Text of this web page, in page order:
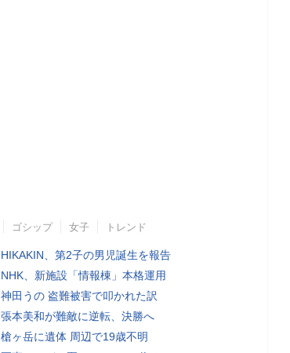
ゴシップ 女子 トレンド
HIKAKIN、第2子の男児誕生を報告
NHK、新施設「情報棟」本格運用
神田うの 盗難被害で叩かれた訳
張本美和が難敵に逆転、決勝へ
槍ヶ岳に遺体 周辺で19歳不明